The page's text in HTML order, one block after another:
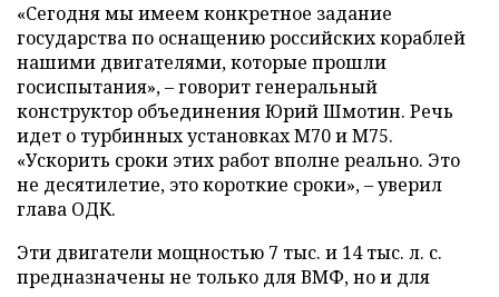
«Сегодня мы имеем конкретное задание
государства по оснащению российских кораблей
нашими двигателями, которые прошли
госиспытания», – говорит генеральный
конструктор объединения Юрий Шмотин. Речь
идет о турбинных установках М70 и М75.
«Ускорить сроки этих работ вполне реально. Это
не десятилетие, это короткие сроки», – уверил
глава ОДК.
Эти двигатели мощностью 7 тыс. и 14 тыс. л. с.
предназначены не только для ВМФ, но и для